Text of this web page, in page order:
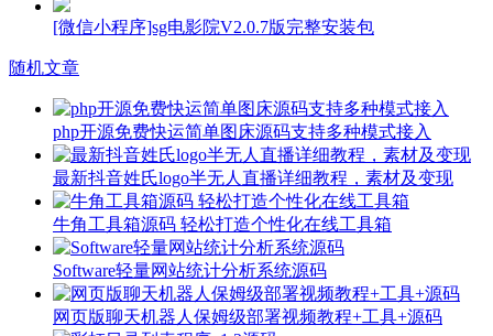
[微信小程序]sg电影院V2.0.7版完整安装包
随机文章
php开源免费快运简单图床源码支持多种模式接入
最新抖音姓氏logo半无人直播详细教程，素材及变现
牛角工具箱源码 轻松打造个性化在线工具箱
Software轻量网站统计分析系统源码
网页版聊天机器人保姆级部署视频教程+工具+源码